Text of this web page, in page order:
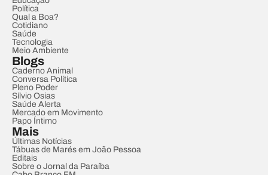
Política
Qual a Boa?
Cotidiano
Saúde
Tecnologia
Meio Ambiente
Blogs
Caderno Animal
Conversa Política
Pleno Poder
Sílvio Osias
Saúde Alerta
Mercado em Movimento
Papo Íntimo
Mais
Últimas Notícias
Tábuas de Marés em João Pessoa
Editais
Sobre o Jornal da Paraíba